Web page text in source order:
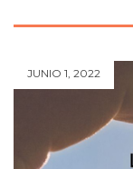
JUNIO 1, 2022